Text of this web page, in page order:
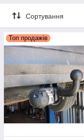
знімні, де
Такі фаркопи
Сортування
Топ продажів